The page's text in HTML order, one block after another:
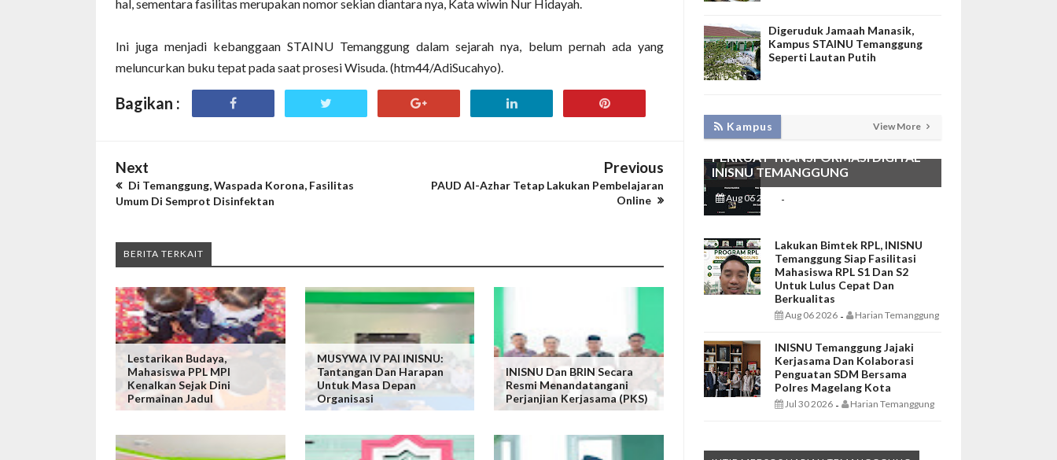
hal, sementara fasilitas merupakan nomor sekian diantara nya, Kata wiwin Nur Hidayah.
Ini juga menjadi kebanggaan STAINU Temanggung dalam sejarah nya, belum pernah ada yang
meluncurkan buku tepat pada saat prosesi Wisuda. (htm44/AdiSucahyo).
Bagikan :
Next
Di Temanggung, Waspada Korona, Fasilitas
Umum Di Semprot Disinfektan
Previous
PAUD Al-Azhar Tetap Lakukan Pembelajaran
Online
BERITA TERKAIT
Lestarikan Budaya,
Mahasiswa PPL MPI
Kenalkan Sejak Dini
Permainan Jadul
MUSYWA IV PAI INISNU:
Tantangan Dan Harapan
Untuk Masa Depan
Organisasi
INISNU Dan BRIN Secara
Resmi Menandatangani
Perjanjian Kerjasama (PKS)
Digeruduk Jamaah Manasik,
Kampus STAINU Temanggung
Seperti Lautan Putih
Kampus View More
KEMBANGKAN SIM LAYANAN,
HADIRKAN TIM SEVIMA UNTUK
PERKUAT TRANSFORMASI DIGITAL
INISNU TEMANGGUNG
Aug 06 2026 -
Lakukan Bimtek RPL, INISNU
Temanggung Siap Fasilitasi
Mahasiswa RPL S1 Dan S2
Untuk Lulus Cepat Dan
Berkualitas
Aug 06 2026 - Harian Temanggung
INISNU Temanggung Jajaki
Kerjasama Dan Kolaborasi
Penguatan SDM Bersama
Polres Magelang Kota
Jul 30 2026 - Harian Temanggung